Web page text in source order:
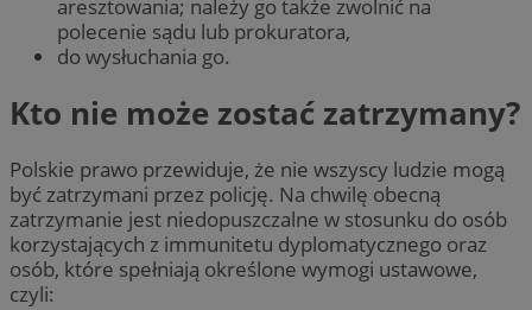
aresztowania; należy go także zwolnić na
polecenie sądu lub prokuratora,
do wysłuchania go.
Kto nie może zostać zatrzymany?
Polskie prawo przewiduje, że nie wszyscy ludzie mogą
być zatrzymani przez policję. Na chwilę obecną
zatrzymanie jest niedopuszczalne w stosunku do osób
korzystających z immunitetu dyplomatycznego oraz
osób, które spełniają określone wymogi ustawowe,
czyli: